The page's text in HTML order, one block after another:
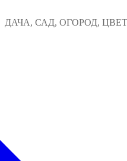
к
ДАЧА, САД, ОГОРОД,